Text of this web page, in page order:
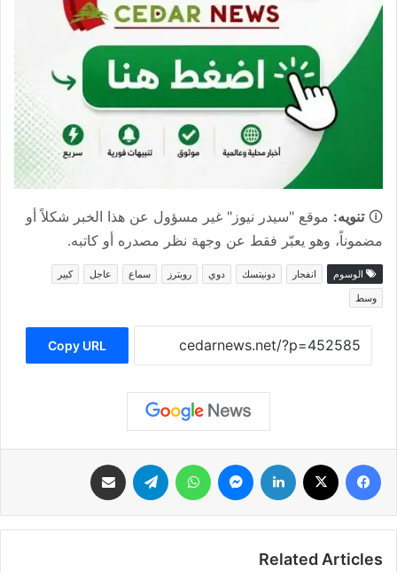
🛈تنويه: موقع "سيدر نيوز" غير مسؤول عن هذا الخبر شكلاً أو
مضموناً، وهو يعبّر فقط عن وجهة نظر مصدره أو كاتبه.
الوسوم انفجار دونيتسك دوي رويترز سماع عاجل
كبير
وسط
Copy URL
فيسبوك لينكدإن ماسنجر واتساب تيلقرام
Related Articles